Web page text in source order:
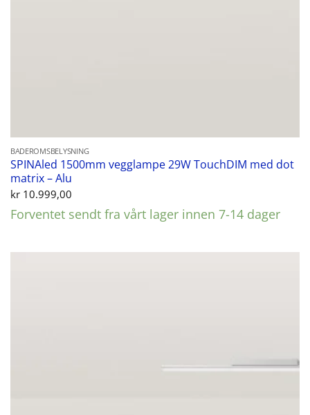
BADEROMSBELYSNING
SPINAled 1500mm vegglampe 29W TouchDIM med dot
matrix – Alu
kr10.999,00
Forventet sendt fra vårt lager innen 7-14 dager